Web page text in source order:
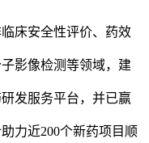
床安全性评价、药效
影像检测等领域，建
发服务平台，并已赢
力近200个新药项目顺